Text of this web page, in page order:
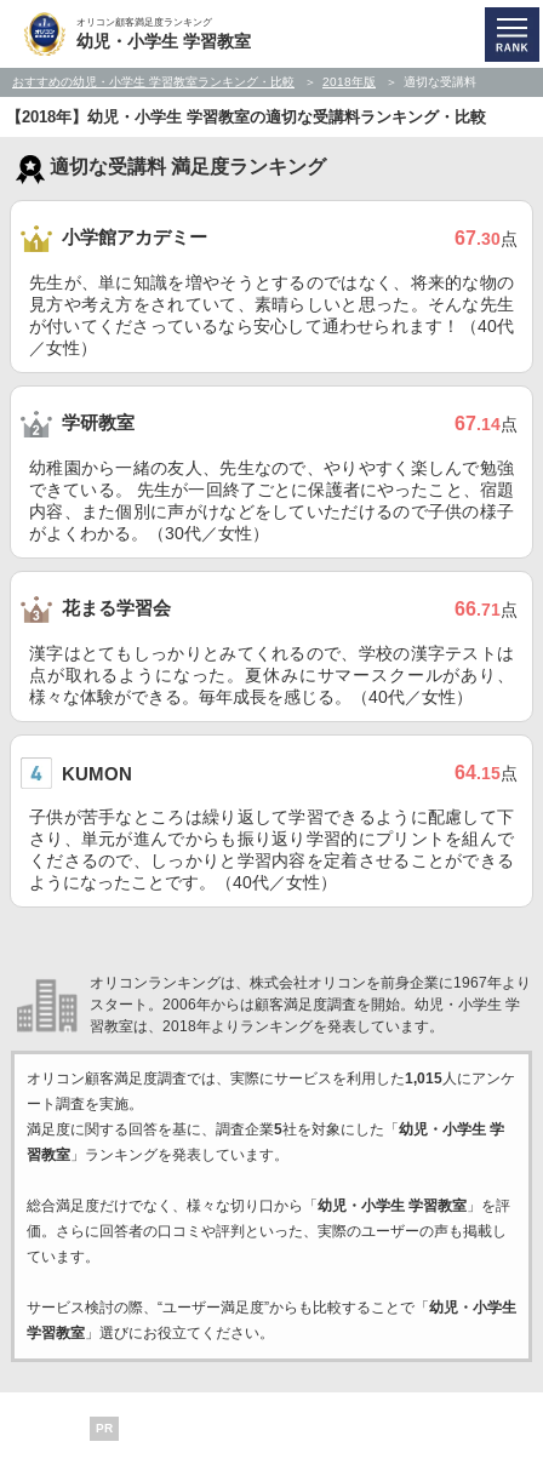
オリコン顧客満足度ランキング
幼児・小学生 学習教室
おすすめの幼児・小学生 学習教室ランキング・比較 2018年版 適切な受講料
【2018年】幼児・小学生 学習教室の適切な受講料ランキング・比較
適切な受講料 満足度ランキング
小学館アカデミー 67.30点
先生が、単に知識を増やそうとするのではなく、将来的な物の
見方や考え方をされていて、素晴らしいと思った。そんな先生
が付いてくださっているなら安心して通わせられます！（40代
／女性）
学研教室 67.14点
幼稚園から一緒の友人、先生なので、やりやすく楽しんで勉強
できている。 先生が一回終了ごとに保護者にやったこと、宿題
内容、また個別に声がけなどをしていただけるので子供の様子
がよくわかる。（30代／女性）
花まる学習会 66.71点
漢字はとてもしっかりとみてくれるので、学校の漢字テストは
点が取れるようになった。夏休みにサマースクールがあり、
様々な体験ができる。毎年成長を感じる。（40代／女性）
KUMON 64.15点
子供が苦手なところは繰り返して学習できるように配慮して下
さり、単元が進んでからも振り返り学習的にプリントを組んで
くださるので、しっかりと学習内容を定着させることができる
ようになったことです。（40代／女性）
オリコンランキングは、株式会社オリコンを前身企業に1967年より
スタート。2006年からは顧客満足度調査を開始。幼児・小学生 学
習教室は、2018年よりランキングを発表しています。
オリコン顧客満足度調査では、実際にサービスを利用した1,015人にアンケ
ート調査を実施。
満足度に関する回答を基に、調査企業5社を対象にした「 幼児・小学生 学
習教室」ランキングを発表しています。
総合満足度だけでなく、様々な切り口から「 幼児・小学生 学習教室」を評
価。さらに回答者の口コミや評判といった、実際のユーザーの声も掲載し
ています。
サービス検討の際、“ユーザー満足度”からも比較することで「 幼児・小学生
学習教室」選びにお役立てください。
PR